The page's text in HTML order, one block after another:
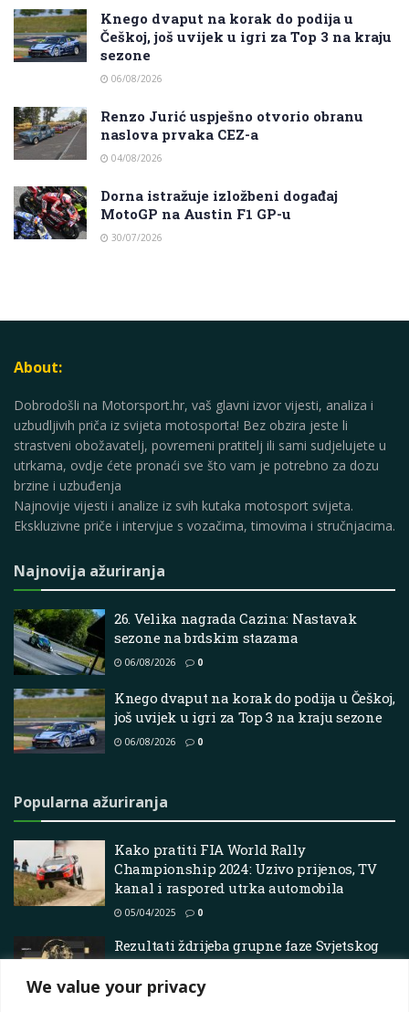
We value your privacy
Knego dvaput na korak do podija u
Češkoj, još uvijek u igri za Top 3 na kraju
sezone
06/08/2026
Renzo Jurić uspješno otvorio obranu
naslova prvaka CEZ-a
04/08/2026
Dorna istražuje izložbeni događaj
MotoGP na Austin F1 GP-u
30/07/2026
About:
Dobrodošli na Motorsport.hr, vaš glavni izvor vijesti, analiza i
uzbudljivih priča iz svijeta motosporta! Bez obzira jeste li
strastveni obožavatelj, povremeni pratitelj ili sami sudjelujete u
utrkama, ovdje ćete pronaći sve što vam je potrebno za dozu
brzine i uzbuđenja
Najnovije vijesti i analize iz svih kutaka motosport svijeta.
Ekskluzivne priče i intervjue s vozačima, timovima i stručnjacima.
Najnovija ažuriranja
26. Velika nagrada Cazina: Nastavak
sezone na brdskim stazama
06/08/2026 0
Knego dvaput na korak do podija u Češkoj,
još uvijek u igri za Top 3 na kraju sezone
06/08/2026 0
Popularna ažuriranja
Kako pratiti FIA World Rally
Championship 2024: Uzivo prijenos, TV
kanal i raspored utrka automobila
05/04/2025 0
Rezultati ždrijeba grupne faze Svjetskog
prvenstva 2026.: Sve skupine i rasporedi
na jednom mjestu